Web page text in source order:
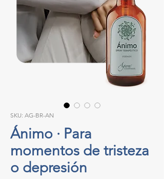
SKU: AG-BR-AN
Ánimo · Para
momentos de tristeza
o depresión